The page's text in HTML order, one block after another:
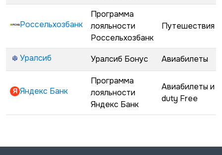
Россельхозбанк
Программа
лояльности
Россельхозбанк
Путешествия
Уралсиб Уралсиб Бонус Авиабилеты
Яндекс Банк
Программа
лояльности
Яндекс Банк
Авиабилеты и
duty Free